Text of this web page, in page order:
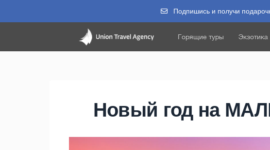
Подпишись и получи
Горящие туры Экзотика
Новый год на